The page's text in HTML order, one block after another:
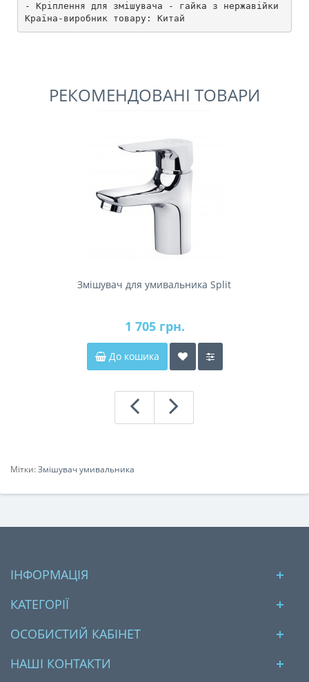
- Кріплення для змішувача - гайка з нержавійки
Країна-виробник товару: Китай
РЕКОМЕНДОВАНІ ТОВАРИ
Змішувач для умивальника Split
1 705 грн.
До кошика
Мітки:Змішувач умивальника
ІНФОРМАЦІЯ
КАТЕГОРІЇ
ОСОБИСТИЙ КАБІНЕТ
НАШІ КОНТАКТИ